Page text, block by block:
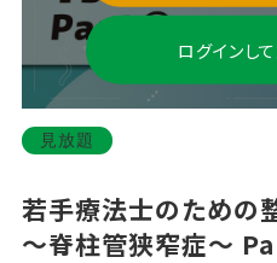
ログインし
見放題
若手療法士のための
～脊柱管狭窄症～